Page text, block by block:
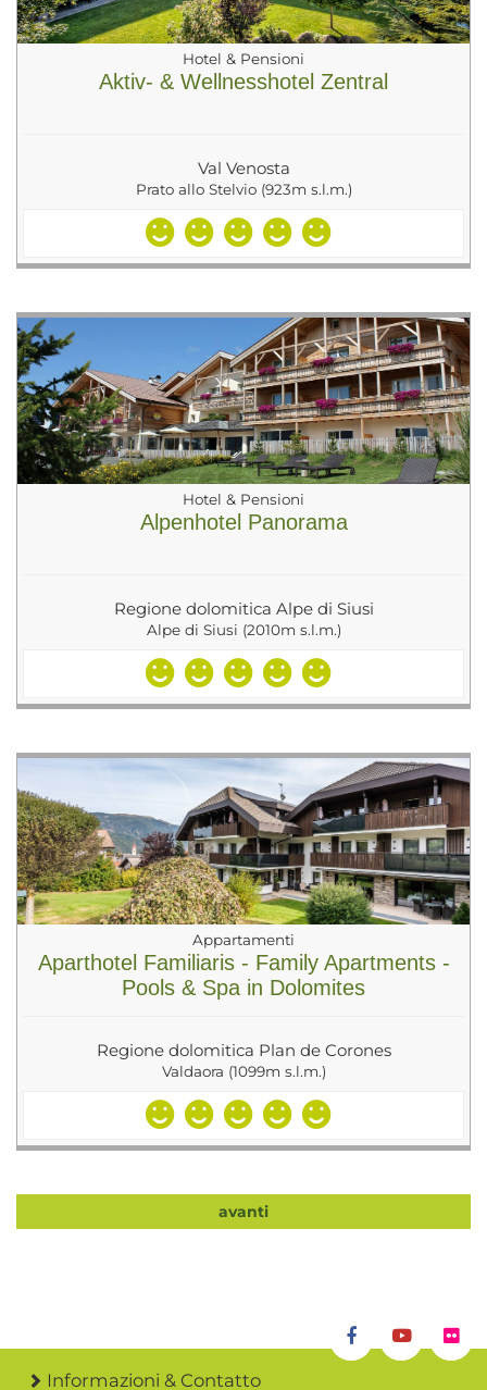
Hotel & Pensioni
Aktiv- & Wellnesshotel Zentral
Val Venosta
Prato allo Stelvio (923m s.l.m.)
Hotel & Pensioni
Alpenhotel Panorama
Regione dolomitica Alpe di Siusi
Alpe di Siusi (2010m s.l.m.)
Appartamenti
Aparthotel Familiaris - Family Apartments -
Pools & Spa in Dolomites
Regione dolomitica Plan de Corones
Valdaora (1099m s.l.m.)
avanti
Informazioni & Contatto